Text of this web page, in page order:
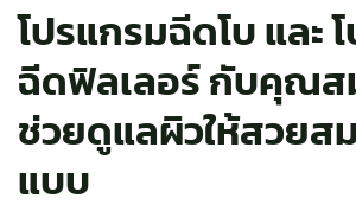
โปรแกรมฉีดโบ และ
ฉีดฟิลเลอร์ กับคุณ
ช่วยดูแลผิวให้สวย
แบบ